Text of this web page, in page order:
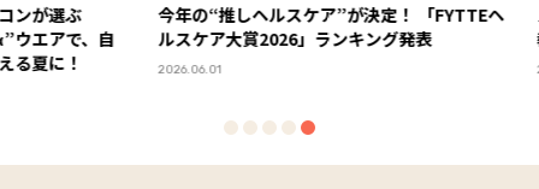
、自
今年の“推しヘルスケア”が決定！ 「FYTTEヘ
ルスケア大賞2026」ランキング発表
2026.06.01
スーパ
教え